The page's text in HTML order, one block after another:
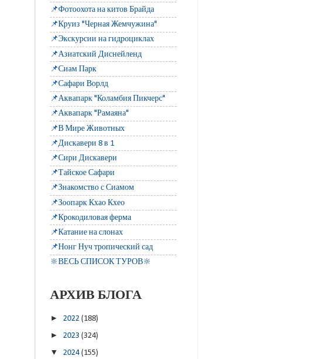
📌Фотоохота на китов Брайда
📌Круиз "Черная Жемчужина"
📌Экскурсии на гидроциклах
📌Азиатский Диснейленд
📌Сиам Парк
📌Сафари Ворлд
📌Аквапарк "Коламбия Пикчерс"
📌Аквапарк "Рамаяна"
📌В Мире Животных
📌Дискавери 8 в 1
📌Сири Дискавери
📌Тайское Сафари
📌Знакомство с Сиамом
📌Зоопарк Кхао Кхео
📌Крокодиловая ферма
📌Катание на слонах
📌Нонг Нуч тропический сад
🔆ВЕСЬ СПИСОК ТУРОВ🔆
АРХИВ БЛОГА
► 2022 (188)
► 2023 (324)
▼ 2024(155)